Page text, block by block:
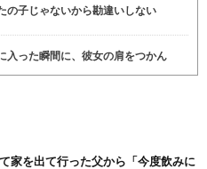
の子じゃないから勘違いしない
入った瞬間に、彼女の肩をつかん
家を出て行った父から「今度飲みに